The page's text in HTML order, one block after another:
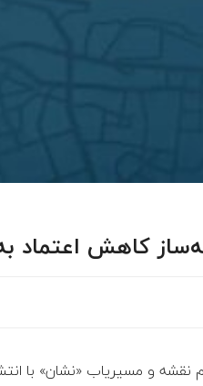
کاهش اعتماد
نقشه و مسیریاب «نشان» با